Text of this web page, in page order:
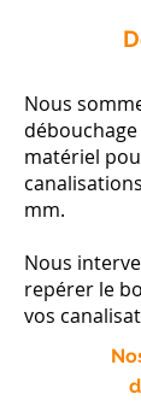
Nous
matériel
mm.
Nous
repérer le
vos